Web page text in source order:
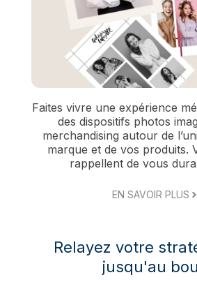
Faites vivre une expérience
des dispositifs photos
merchandising autour de
marque et de vos produits.
rappellent de vous
EN SAVOIR PLUS
Relayez votre
jusqu'au